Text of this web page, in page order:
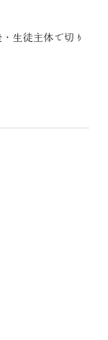
生徒主体で切り